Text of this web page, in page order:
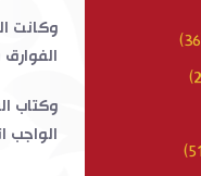
وكانت
وكتاب
الواجب